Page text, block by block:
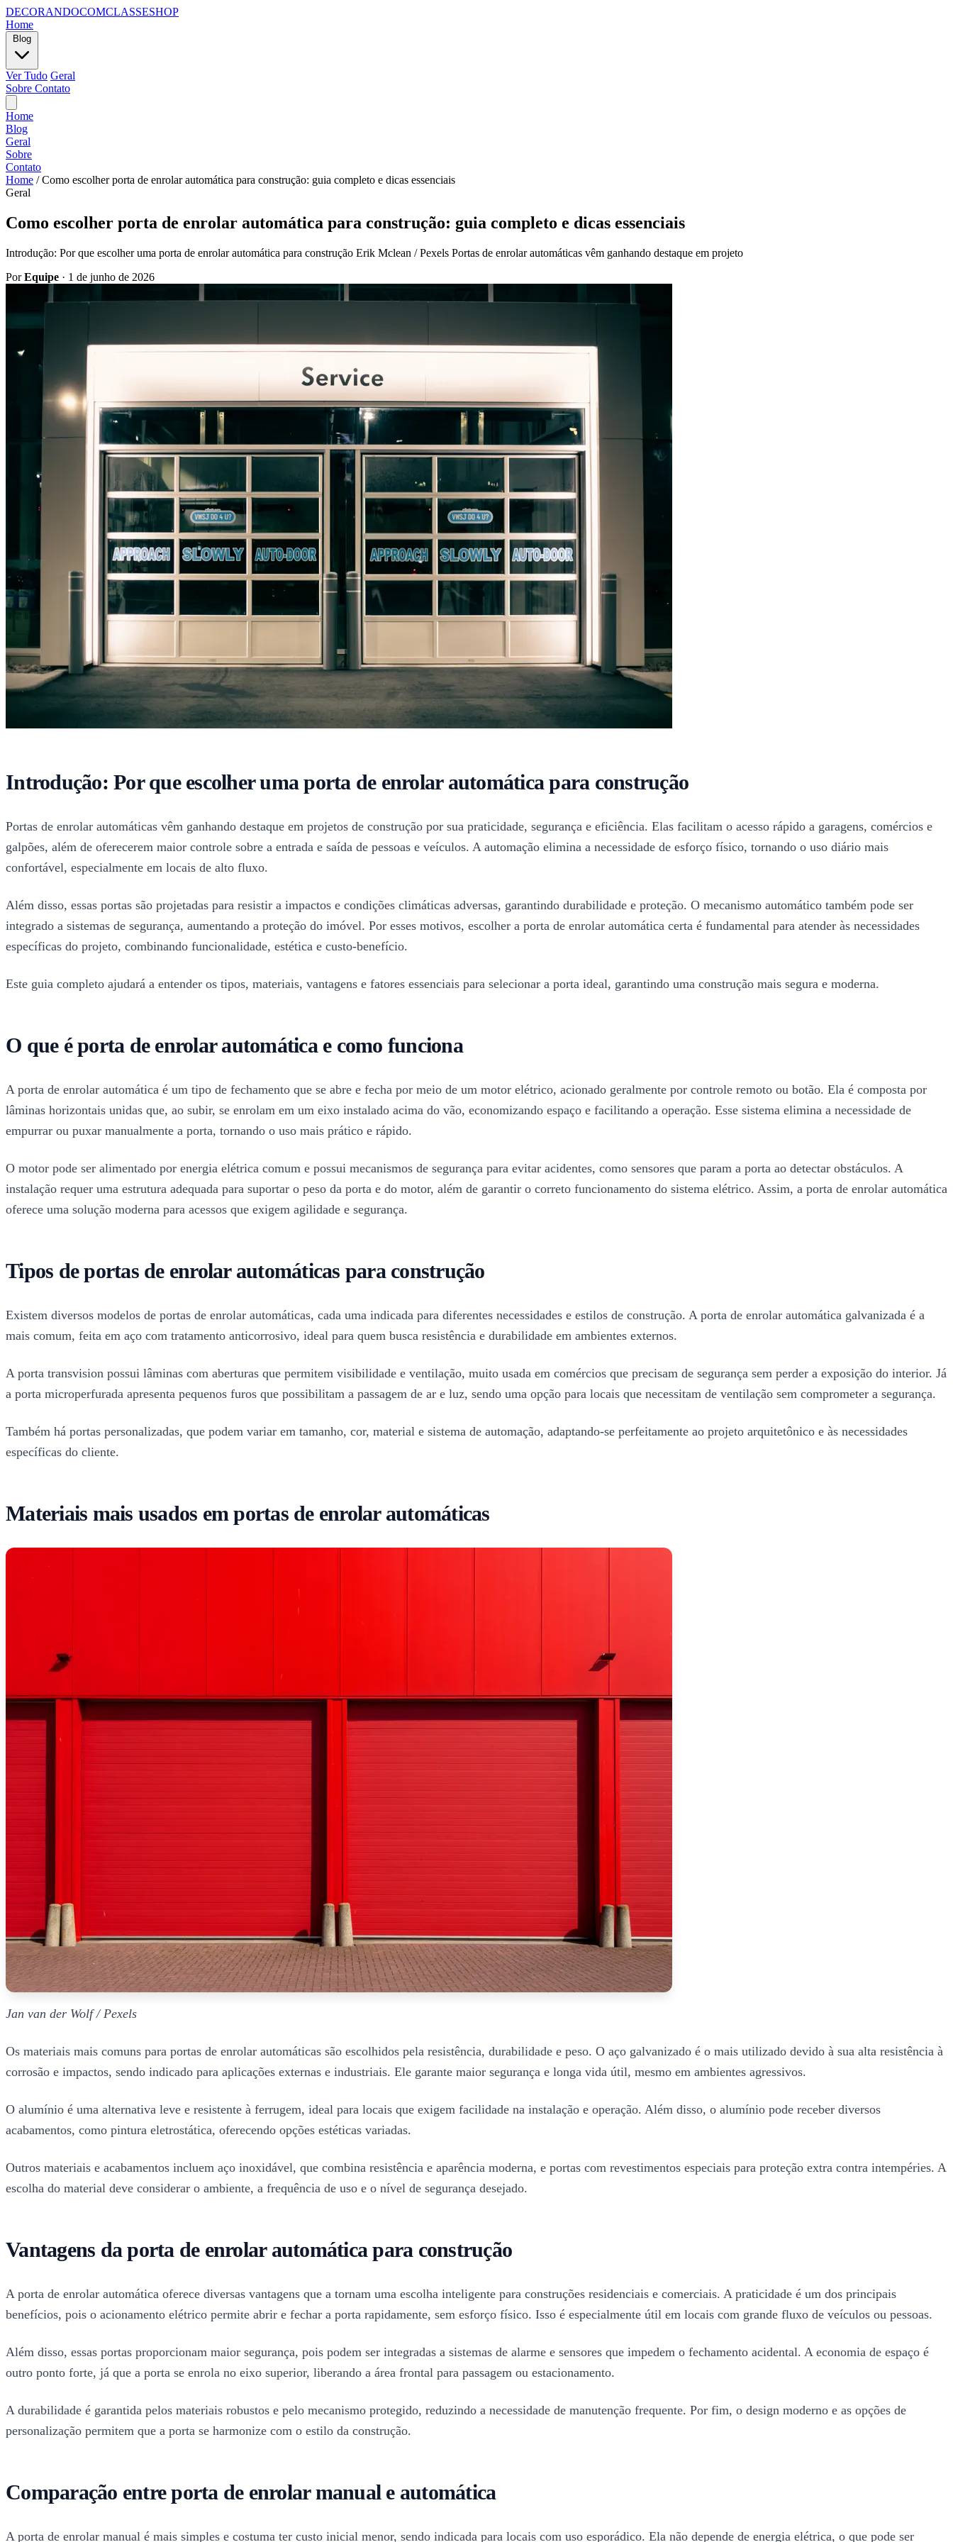
DECORANDOCOMCLASSESHOP
Home
Ver Tudo Geral
Sobre Contato
Home
Blog
Geral
Sobre
Contato
Home / Como escolher porta de enrolar automática para construção: guia completo e dicas essenciais
Geral
Como escolher porta de enrolar automática para construção: guia completo e dicas essenciais
Introdução: Por que escolher uma porta de enrolar automática para construção Erik Mclean / Pexels Portas de enrolar automáticas vêm ganhando destaque em projeto
PorEquipe · 1 de junho de 2026
Introdução: Por que escolher uma porta de enrolar automática para construção
Portas de enrolar automáticas vêm ganhando destaque em projetos de construção por sua praticidade, segurança e eficiência. Elas facilitam o acesso rápido a garagens, comércios e
galpões, além de oferecerem maior controle sobre a entrada e saída de pessoas e veículos. A automação elimina a necessidade de esforço físico, tornando o uso diário mais
confortável, especialmente em locais de alto fluxo.
Além disso, essas portas são projetadas para resistir a impactos e condições climáticas adversas, garantindo durabilidade e proteção. O mecanismo automático também pode ser
integrado a sistemas de segurança, aumentando a proteção do imóvel. Por esses motivos, escolher a porta de enrolar automática certa é fundamental para atender às necessidades
específicas do projeto, combinando funcionalidade, estética e custo-benefício.
Este guia completo ajudará a entender os tipos, materiais, vantagens e fatores essenciais para selecionar a porta ideal, garantindo uma construção mais segura e moderna.
O que é porta de enrolar automática e como funciona
A porta de enrolar automática é um tipo de fechamento que se abre e fecha por meio de um motor elétrico, acionado geralmente por controle remoto ou botão. Ela é composta por
lâminas horizontais unidas que, ao subir, se enrolam em um eixo instalado acima do vão, economizando espaço e facilitando a operação. Esse sistema elimina a necessidade de
empurrar ou puxar manualmente a porta, tornando o uso mais prático e rápido.
O motor pode ser alimentado por energia elétrica comum e possui mecanismos de segurança para evitar acidentes, como sensores que param a porta ao detectar obstáculos. A
instalação requer uma estrutura adequada para suportar o peso da porta e do motor, além de garantir o correto funcionamento do sistema elétrico. Assim, a porta de enrolar automática
oferece uma solução moderna para acessos que exigem agilidade e segurança.
Tipos de portas de enrolar automáticas para construção
Existem diversos modelos de portas de enrolar automáticas, cada uma indicada para diferentes necessidades e estilos de construção. A porta de enrolar automática galvanizada é a
mais comum, feita em aço com tratamento anticorrosivo, ideal para quem busca resistência e durabilidade em ambientes externos.
A porta transvision possui lâminas com aberturas que permitem visibilidade e ventilação, muito usada em comércios que precisam de segurança sem perder a exposição do interior. Já
a porta microperfurada apresenta pequenos furos que possibilitam a passagem de ar e luz, sendo uma opção para locais que necessitam de ventilação sem comprometer a segurança.
Também há portas personalizadas, que podem variar em tamanho, cor, material e sistema de automação, adaptando-se perfeitamente ao projeto arquitetônico e às necessidades
específicas do cliente.
Materiais mais usados em portas de enrolar automáticas
Jan van der Wolf / Pexels
Os materiais mais comuns para portas de enrolar automáticas são escolhidos pela resistência, durabilidade e peso. O aço galvanizado é o mais utilizado devido à sua alta resistência à
corrosão e impactos, sendo indicado para aplicações externas e industriais. Ele garante maior segurança e longa vida útil, mesmo em ambientes agressivos.
O alumínio é uma alternativa leve e resistente à ferrugem, ideal para locais que exigem facilidade na instalação e operação. Além disso, o alumínio pode receber diversos
acabamentos, como pintura eletrostática, oferecendo opções estéticas variadas.
Outros materiais e acabamentos incluem aço inoxidável, que combina resistência e aparência moderna, e portas com revestimentos especiais para proteção extra contra intempéries. A
escolha do material deve considerar o ambiente, a frequência de uso e o nível de segurança desejado.
Vantagens da porta de enrolar automática para construção
A porta de enrolar automática oferece diversas vantagens que a tornam uma escolha inteligente para construções residenciais e comerciais. A praticidade é um dos principais
benefícios, pois o acionamento elétrico permite abrir e fechar a porta rapidamente, sem esforço físico. Isso é especialmente útil em locais com grande fluxo de veículos ou pessoas.
Além disso, essas portas proporcionam maior segurança, pois podem ser integradas a sistemas de alarme e sensores que impedem o fechamento acidental. A economia de espaço é
outro ponto forte, já que a porta se enrola no eixo superior, liberando a área frontal para passagem ou estacionamento.
A durabilidade é garantida pelos materiais robustos e pelo mecanismo protegido, reduzindo a necessidade de manutenção frequente. Por fim, o design moderno e as opções de
personalização permitem que a porta se harmonize com o estilo da construção.
Comparação entre porta de enrolar manual e automática
A porta de enrolar manual é mais simples e costuma ter custo inicial menor, sendo indicada para locais com uso esporádico. Ela não depende de energia elétrica, o que pode ser